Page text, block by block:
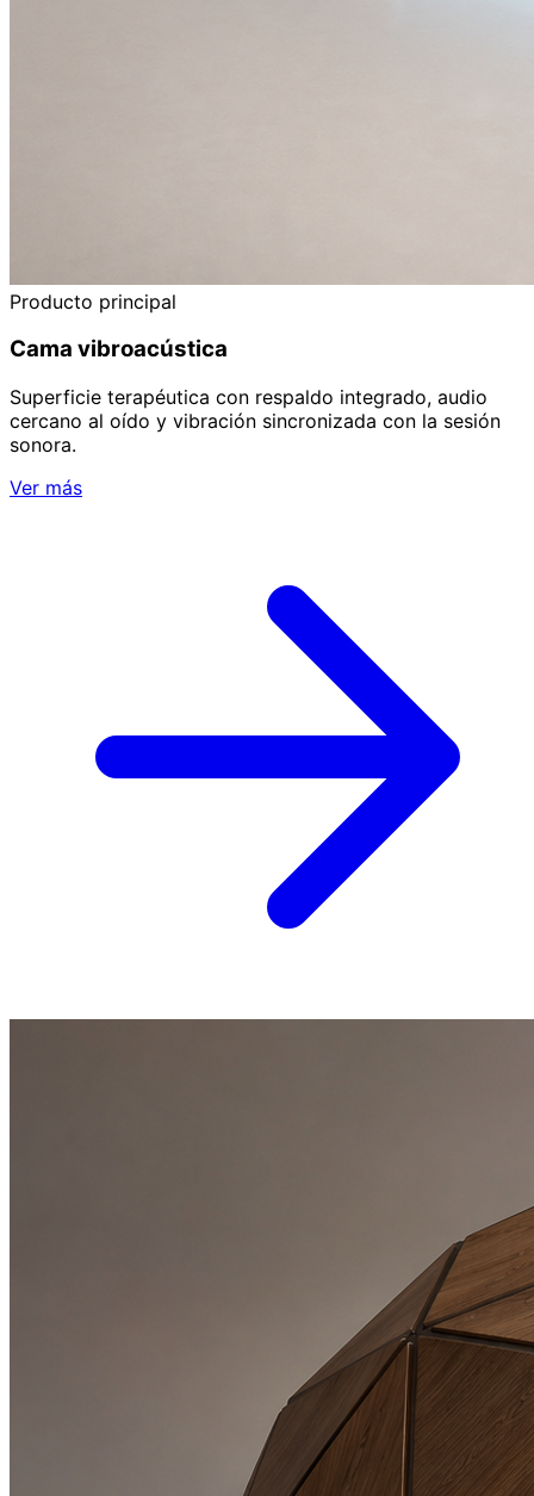
Producto principal
Cama vibroacústica
Superficie terapéutica con respaldo integrado, audio
cercano al oído y vibración sincronizada con la sesión
sonora.
Ver más